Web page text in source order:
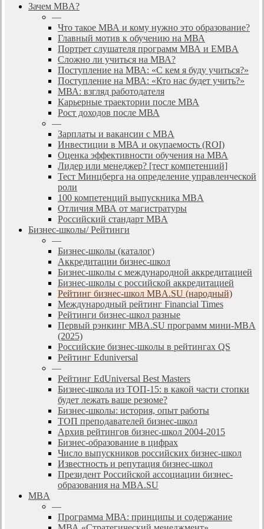
search
Menu
Зачем MBA?
—
Что такое МВА и кому нужно это образование?
Главный мотив к обучению на МВА
Портрет слушателя программ МВА и EMBA
Сложно ли учиться на МВА?
Поступление на МВА: «С кем я буду учиться?»
Поступление на МВА: «Кто нас будет учить?»
МВА: взгляд работодателя
Карьерные траектории после МВА
Рост доходов после МВА
—
Зарплаты и вакансии с MBA
Инвестиции в МВА и окупаемость (ROI)
Оценка эффективности обучения на МВА
Лидер или менеджер? [тест компетенций]
Тест Минцберга на определение управленческой
роли
100 компетенций выпускника MBA
Отличия МВА от магистратуры
Российский стандарт MBA
Бизнес-школы/ Рейтинги
—
Бизнес-школы (каталог)
Аккредитации бизнес-школ
Бизнес-школы с международной аккредитацией
Бизнес-школы с российской аккредитацией
Рейтинг бизнес-школ MBA.SU (народный)
Международный рейтинг Financial Times
Рейтинги бизнес-школ разные
Первый рэнкинг MBA.SU программ мини-MBA
(2025)
Российские бизнес-школы в рейтингах QS
Рейтинг Eduniversal
—
Рейтинг EdUniversal Best Masters
Бизнес-школа из ТОП-15: в какой части стопки
будет лежать ваше резюме?
Бизнес-школы: история, опыт работы
ТОП преподавателей бизнес-школ
Архив рейтингов бизнес-школ 2004-2015
Бизнес-образование в цифрах
Число выпускников российских бизнес-школ
Известность и репутация бизнес-школ
Президент Российской ассоциации бизнес-
образования на MBA.SU
MBA
—
Программа МВА: принципы и содержание